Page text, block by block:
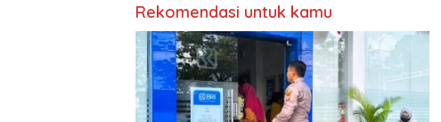
Rekomendasi untuk kamu